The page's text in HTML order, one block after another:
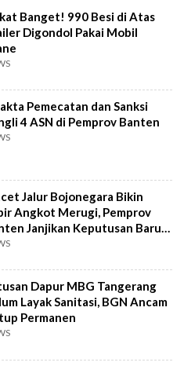
Banget! 990 Besi di Atas
Digondol Pakai Mobil
Pemecatan dan Sanksi
4 ASN di Pemprov Banten
Jalur Bojonegara Bikin
Angkot Merugi, Pemprov
Janjikan Keputusan Baru 4
Lagi
Dapur MBG Tangerang
Layak Sanitasi, BGN Ancam
Permanen